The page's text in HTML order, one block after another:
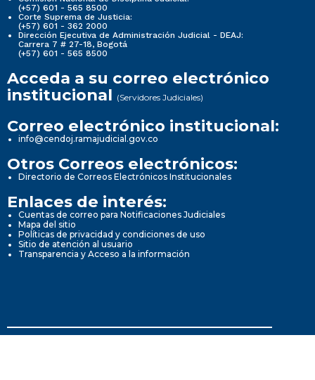
(+57) 601 - 565 8500
Corte Suprema de Justicia:
(+57) 601 - 362 2000
Dirección Ejecutiva de Administración Judicial - DEAJ:
Carrera 7 # 27-18, Bogotá
(+57) 601 - 565 8500
Acceda a su correo electrónico
institucional (Servidores Judiciales)
Correo electrónico institucional:
info@cendoj.ramajudicial.gov.co
Otros Correos electrónicos:
Directorio de Correos Electrónicos Institucionales
Enlaces de interés:
Cuentas de correo para Notificaciones Judiciales
Mapa del sitio
Políticas de privacidad y condiciones de uso
Sitio de atención al usuario
Transparencia y Acceso a la información